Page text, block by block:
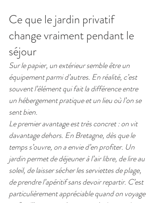
Ce que le jardin privatif
change vraiment pendant le
séjour
Sur le papier, un extérieur semble être un
équipement parmi d’autres. En réalité, c’est
souvent l’élément qui fait la différence entre
un hébergement pratique et un lieu où l’on se
sent bien.
Le premier avantage est très concret : on vit
davantage dehors. En Bretagne, dès que le
temps s’ouvre, on a envie d’en profiter. Un
jardin permet de déjeuner à l’air libre, de lire au
soleil, de laisser sécher les serviettes de plage,
de prendre l’apéritif sans devoir repartir. C’est
particulièrement appréciable quand on voyage